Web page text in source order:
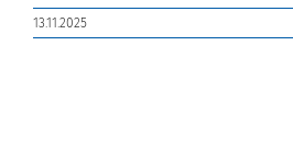
13.11.2025